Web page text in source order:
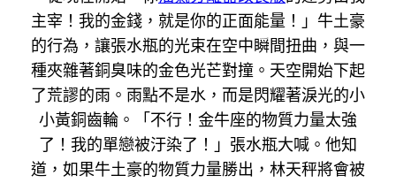
主宰！我的金錢，就是你的正面能量！」牛土豪
的行為，讓張水瓶的光束在空中瞬間扭曲，與一
種夾雜著銅臭味的金色光芒對撞。天空開始下起
了荒謬的雨。雨點不是水，而是閃耀著淚光的小
小黃銅齒輪。「不行！金牛座的物質力量太強
了！我的單戀被汙染了！」張水瓶大喊。他知
道，如果牛土豪的物質力量勝出，林天秤將會被